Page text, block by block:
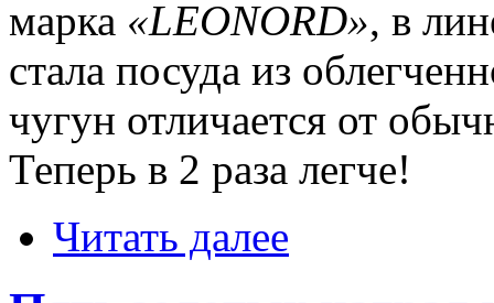
марка «LEONORD», в
стала посуда из
чугун отличается от
Теперь в 2 раза легче!
Читать далее